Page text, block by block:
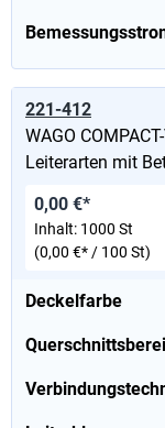
221-412
WAGO
Leiterarten mit
Deckelfarbe
0,00 €*
Inhalt: 1000 St
(0,00 €* / 100 St)